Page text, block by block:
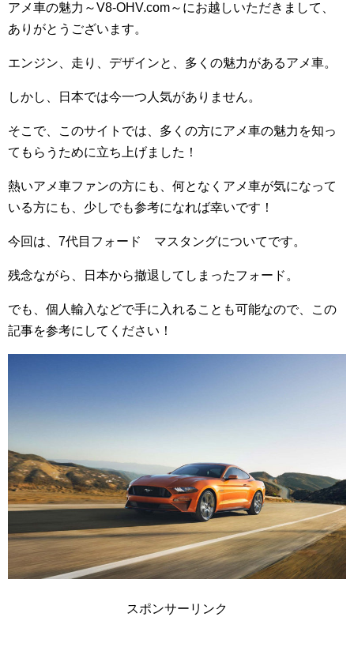
アメ車の魅力～V8-OHV.com～にお越しいただきまして、
ありがとうございます。
エンジン、走り、デザインと、多くの魅力があるアメ車。
しかし、日本では今一つ人気がありません。
そこで、このサイトでは、多くの方にアメ車の魅力を知っ
てもらうために立ち上げました！
熱いアメ車ファンの方にも、何となくアメ車が気になって
いる方にも、少しでも参考になれば幸いです！
今回は、7代目フォード マスタングについてです。
残念ながら、日本から撤退してしまったフォード。
でも、個人輸入などで手に入れることも可能なので、この
記事を参考にしてください！
スポンサーリンク